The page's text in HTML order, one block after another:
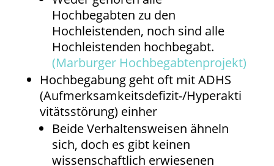
Hochbegabten zu den
Hochleistenden, noch sind alle
Hochleistenden hochbegabt.
(Marburger Hochbegabtenprojekt)
Hochbegabung geht oft mit ADHS
(Aufmerksamkeitsdefizit-/Hyperakti
vitätsstörung) einher
Beide Verhaltensweisen ähneln
sich, doch es gibt keinen
wissenschaftlich erwiesenen